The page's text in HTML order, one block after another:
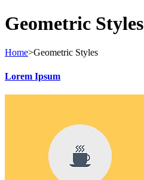
Geometric Styles
Home>Geometric Styles
Lorem Ipsum